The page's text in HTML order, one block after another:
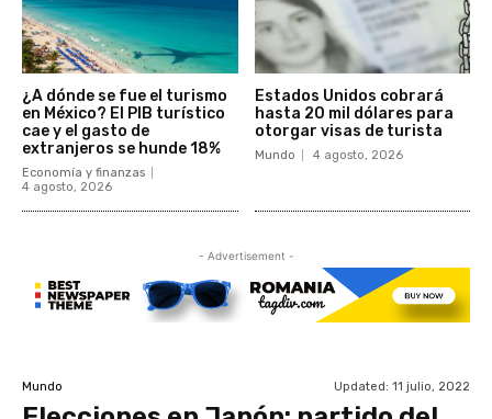
¿A dónde se fue el turismo
en México? El PIB turístico
cae y el gasto de
extranjeros se hunde 18%
Economía y finanzas
4 agosto, 2026
Estados Unidos cobrará
hasta 20 mil dólares para
otorgar visas de turista
Mundo 4 agosto, 2026
- Advertisement -